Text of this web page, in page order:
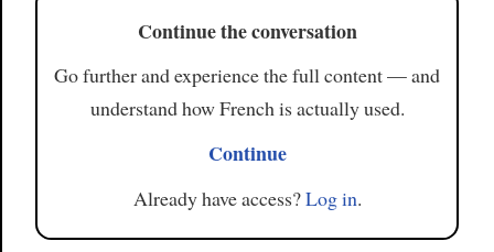
Continue the conversation
Go further and experience the full content — and
understand how French is actually used.
Continue
Already have access?Log in.